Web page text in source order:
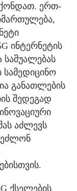
ერთ-
ინტერნეტის
სამედიცინო
განათლების
შედეგად
აძლევს
ქსელების